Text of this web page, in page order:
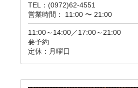
TEL：(0972)62-4551
営業時間： 11:00 〜 21:00
11:00～14:00／17:00～21:00
要予約
定休：月曜日